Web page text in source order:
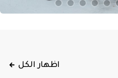
اظهار الكل